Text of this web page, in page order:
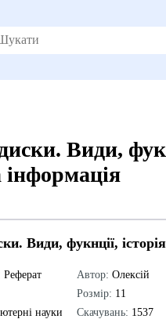
Види,
Види, фукнції,
Реферат
науки
Автор: Олексій
Розмір: 11
Скачувань: 1537